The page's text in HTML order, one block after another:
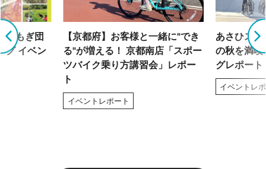
よもぎ団
グ イベン
【京都府】お客様と一緒に"でき
る"が増える！ 京都南店「スポー
ツバイク乗り方講習会」レポー
ト
イベントレポート
あさひス
の秋を満喫
グレポート
イベントレ